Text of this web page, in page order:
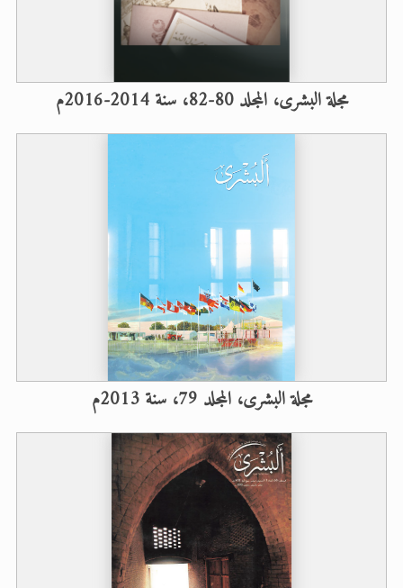
مجلة البشرى، المجلد 80-82، سنة 2014-2016م
مجلة البشرى، المجلد 79، سنة 2013م